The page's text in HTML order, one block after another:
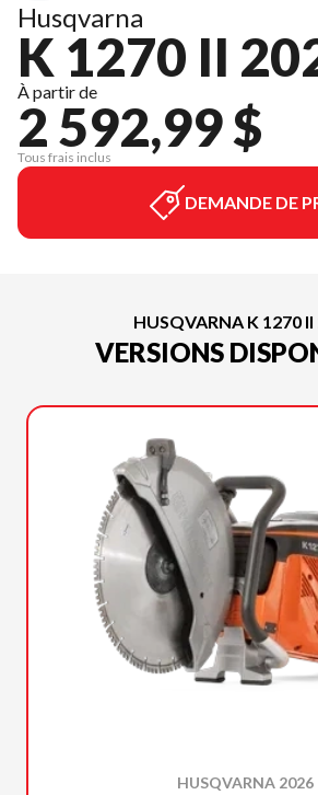
Husqvarna
K 1270 II
À partir de
2 592,99 $
Tous frais inclus
DEMANDE DE
HUSQVARNA K 1270
VERSIONS
HUSQVARNA 2026